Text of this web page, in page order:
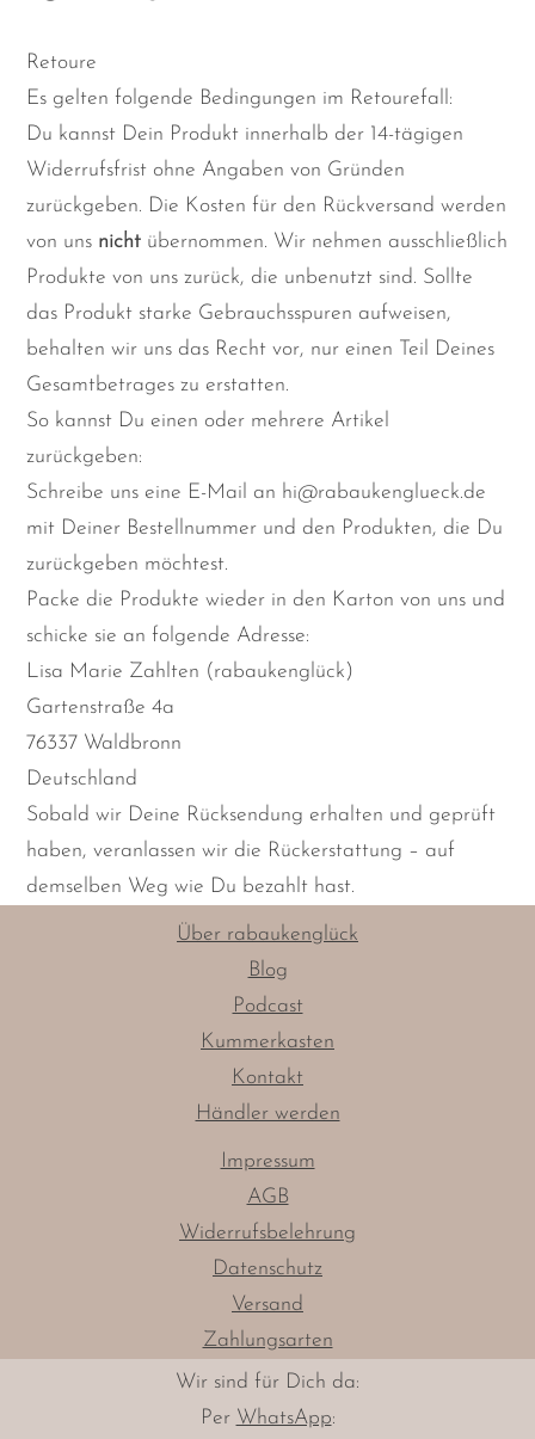
Retoure
Es gelten folgende Bedingungen im Retourefall:
Du kannst Dein Produkt innerhalb der 14-tägigen
Widerrufsfrist ohne Angaben von Gründen
zurückgeben. Die Kosten für den Rückversand werden
von uns nicht übernommen. Wir nehmen ausschließlich
Produkte von uns zurück, die unbenutzt sind. Sollte
das Produkt starke Gebrauchsspuren aufweisen,
behalten wir uns das Recht vor, nur einen Teil Deines
Gesamtbetrages zu erstatten.
So kannst Du einen oder mehrere Artikel
zurückgeben:
Schreibe uns eine E-Mail an hi@rabaukenglueck.de
mit Deiner Bestellnummer und den Produkten, die Du
zurückgeben möchtest.
Packe die Produkte wieder in den Karton von uns und
schicke sie an folgende Adresse:
Lisa Marie Zahlten (rabaukenglück)
Gartenstraße 4a
76337 Waldbronn
Deutschland
Sobald wir Deine Rücksendung erhalten und geprüft
haben, veranlassen wir die Rückerstattung – auf
demselben Weg wie Du bezahlt hast.
Über rabaukenglück
Blog
Podcast
Kummerkasten
Kontakt
Händler werden
Impressum
AGB
Widerrufsbelehrung
Datenschutz
Versand
Zahlungsarten
Wir sind für Dich da:
Per WhatsApp: